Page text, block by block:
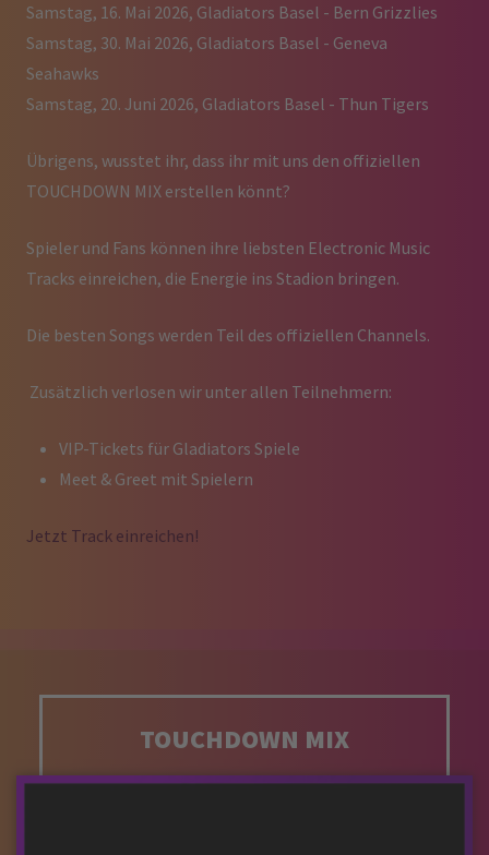
Samstag, 16. Mai 2026, Gladiators Basel - Bern Grizzlies
Samstag, 30. Mai 2026, Gladiators Basel - Geneva
Seahawks
Samstag, 20. Juni 2026, Gladiators Basel - Thun Tigers
Übrigens, wusstet ihr, dass ihr mit uns den offiziellen
TOUCHDOWN MIX erstellen könnt?
Spieler und Fans können ihre liebsten Electronic Music
Tracks einreichen, die Energie ins Stadion bringen.
Die besten Songs werden Teil des offiziellen Channels.
Zusätzlich verlosen wir unter allen Teilnehmern:
VIP-Tickets für Gladiators Spiele
Meet & Greet mit Spielern
Jetzt Track einreichen!
TOUCHDOWN MIX